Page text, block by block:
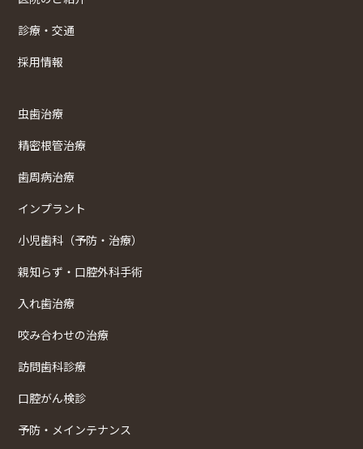
診療・交通
採用情報
虫歯治療
精密根管治療
歯周病治療
インプラント
小児歯科（予防・治療）
親知らず・口腔外科手術
入れ歯治療
咬み合わせの治療
訪問歯科診療
口腔がん検診
予防・メインテナンス